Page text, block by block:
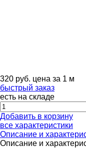
320 руб. цена за 1 м
быстрый заказ
есть на складе
Добавить в корзину
все характеристики
Описание и
Описание и